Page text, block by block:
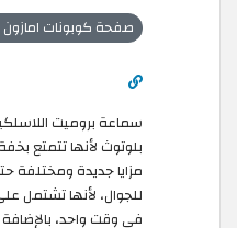
صفحة كوبونات امازون
سماعة بروميت
بلوتوث لأنها تتمتع
مزايا جديدة
للجوال، لأنها تشتمل
في وقت واحد،